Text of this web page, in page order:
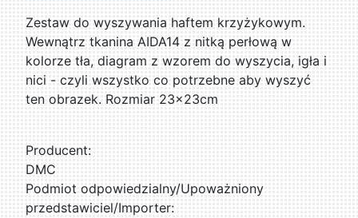
Zestaw do wyszywania haftem krzyżykowym.
Wewnątrz tkanina AIDA14 z nitką perłową w
kolorze tła, diagram z wzorem do wyszycia, igła i
nici - czyli wszystko co potrzebne aby wyszyć
ten obrazek. Rozmiar 23x23cm
Producent:
DMC
Podmiot odpowiedzialny/Upoważniony
przedstawiciel/Importer: